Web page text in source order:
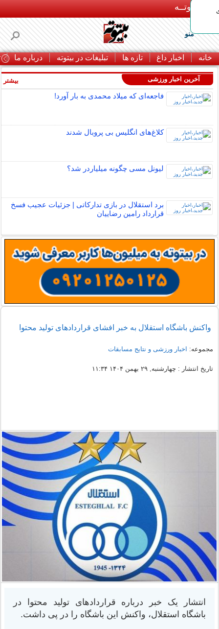
بـیتوتــه
منو
خانه اخبار داغ تازه ها تبلیغات در بیتوته درباره ما
آخرین اخبار ورزشی
فاجعه‌ای که میلاد محمدی به بار آورد!
کلاغ‌های انگلیس بی پروبال شدند
لیونل مسی چگونه میلیاردر شد؟
برد استقلال در بازی تدارکاتی | جزئیات عجیب فسخ
قرارداد رامین رضاییان
بیشتر
واکنش باشگاه استقلال به خبر افشای قراردادهای تولید محتوا
مجموعه: اخبار ورزشی و نتایج مسابقات
تاریخ انتشار : چهارشنبه, ۲۹ بهمن ۱۴۰۴ ۱۱:۳۴
انتشار یک خبر درباره قراردادهای تولید محتوا در
باشگاه استقلال، واکنش این باشگاه را در پی داشت.